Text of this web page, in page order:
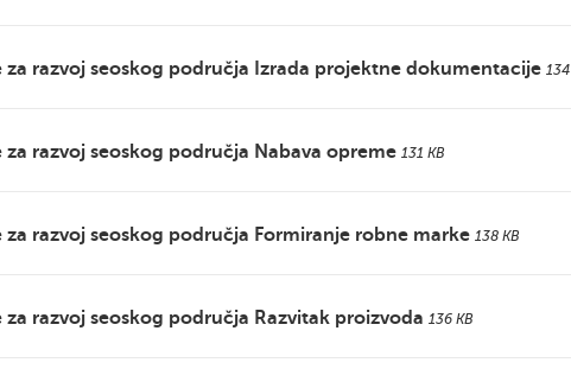
za razvoj seoskog područja Izrada projektne dokumentacije
razvoj seoskog područja Nabava opreme 131 KB
razvoj seoskog područja Formiranje robne marke 138 KB
razvoj seoskog područja Razvitak proizvoda 136 KB